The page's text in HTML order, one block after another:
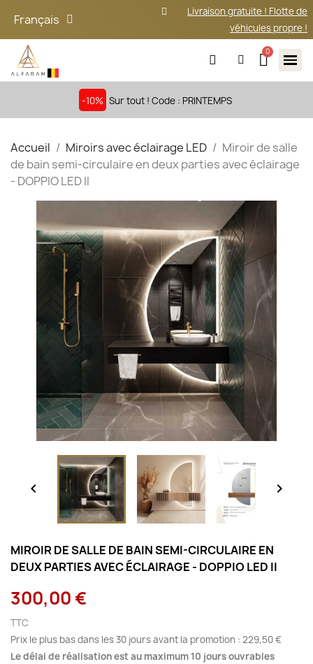
Français
Livraison gratuite ! Flotte de
véhicules propre !
-10% Sur tout ! Code : PRINTEMPS
Accueil Miroirs avec éclairage LED
Miroir de salle
de bain semi-circulaire en deux parties avec éclairage
- DOPPIO LED II
 
MIROIR DE SALLE DE BAIN SEMI-CIRCULAIRE EN
DEUX PARTIES AVEC ÉCLAIRAGE - DOPPIO LED II
300,00 €
TTC
Prix le plus bas dans les 30 jours avant la promotion : 229,50 €
Le délai de réalisation est au maximum 10 jours ouvrables